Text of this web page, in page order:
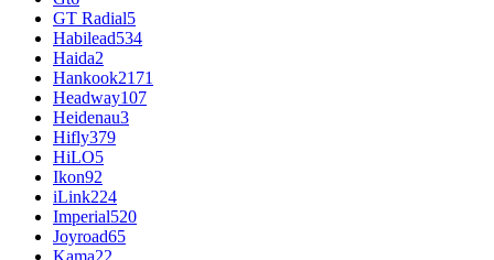
GT Radial5
Habilead534
Haida2
Hankook2171
Headway107
Heidenau3
Hifly379
HiLO5
Ikon92
iLink224
Imperial520
Joyroad65
Kama22